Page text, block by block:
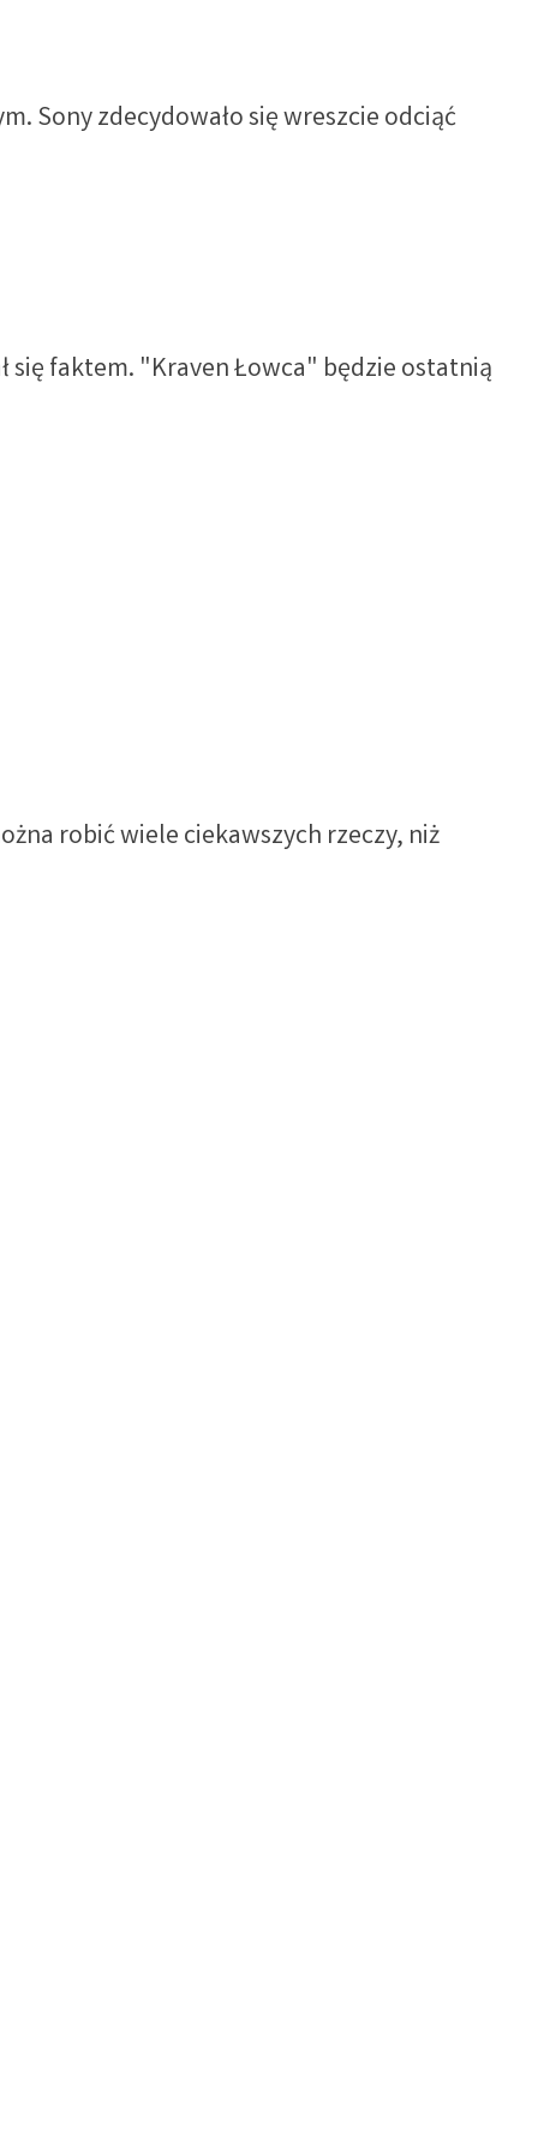
Sony zdecydowało się wreszcie odciąć
się faktem. "Kraven Łowca" będzie ostatnią
robić wiele ciekawszych rzeczy, niż